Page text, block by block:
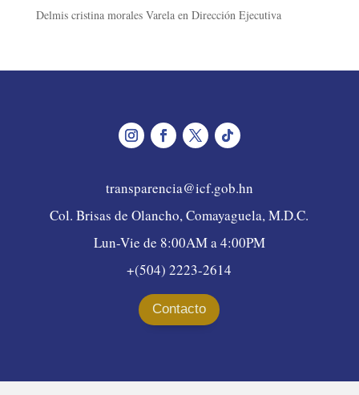
Delmis cristina morales Varelaen Dirección Ejecutiva
transparencia@icf.gob.hn
Col. Brisas de Olancho, Comayaguela, M.D.C.
Lun-Vie de 8:00AM a 4:00PM
+(504) 2223-2614
Contacto